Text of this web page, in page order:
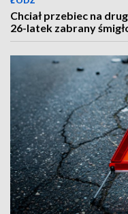
Chciał przebiec na
26-latek zabrany